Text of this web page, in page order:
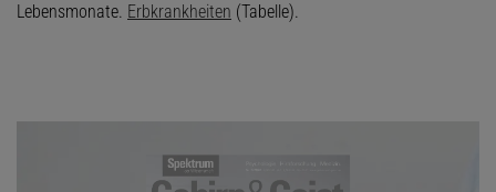
Lebensmonate. Erbkrankheiten (Tabelle).